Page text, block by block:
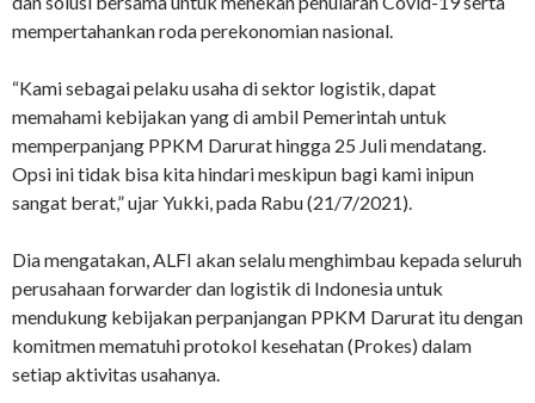
mempertahankan roda perekonomian nasional.
“Kami sebagai pelaku usaha di sektor logistik, dapat
memahami kebijakan yang di ambil Pemerintah untuk
memperpanjang PPKM Darurat hingga 25 Juli mendatang.
Opsi ini tidak bisa kita hindari meskipun bagi kami inipun
sangat berat,” ujar Yukki, pada Rabu (21/7/2021).
Dia mengatakan, ALFI akan selalu menghimbau kepada seluruh
perusahaan forwarder dan logistik di Indonesia untuk
mendukung kebijakan perpanjangan PPKM Darurat itu dengan
komitmen mematuhi protokol kesehatan (Prokes) dalam
setiap aktivitas usahanya.